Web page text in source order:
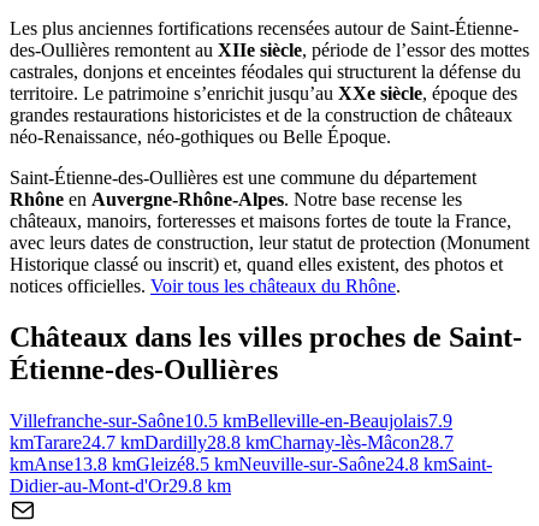
Les plus anciennes fortifications recensées autour de Saint-Étienne-
des-Oullières remontent au XIIe siècle, période de l’essor des mottes
castrales, donjons et enceintes féodales qui structurent la défense du
territoire. Le patrimoine s’enrichit jusqu’au XXe siècle, époque des
grandes restaurations historicistes et de la construction de châteaux
néo-Renaissance, néo-gothiques ou Belle Époque.
Saint-Étienne-des-Oullières est une commune du département
Rhône en Auvergne-Rhône-Alpes. Notre base recense les
châteaux, manoirs, forteresses et maisons fortes de toute la France,
avec leurs dates de construction, leur statut de protection (Monument
Historique classé ou inscrit) et, quand elles existent, des photos et
notices officielles. Voir tous les châteaux du Rhône.
Châteaux dans les villes proches de Saint-
Étienne-des-Oullières
Villefranche-sur-Saône10.5 kmBelleville-en-Beaujolais7.9
kmTarare24.7 kmDardilly28.8 kmCharnay-lès-Mâcon28.7
kmAnse13.8 kmGleizé8.5 kmNeuville-sur-Saône24.8 kmSaint-
Didier-au-Mont-d'Or29.8 km